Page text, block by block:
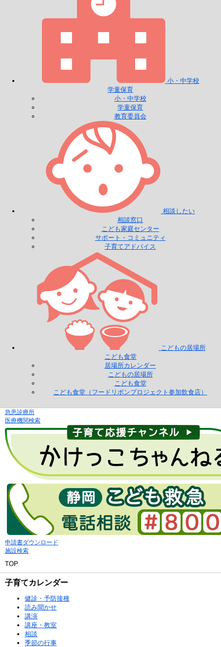
小・中学校
学童保育
小・中学校
学童保育
教育委員会
相談したい
相談窓口
こども家庭センター
サポート・コミュニティ
子育てアドバイス
こどもの居場所
こども食堂
居場所カレンダー
こどもの居場所
こども食堂
こども食堂（フードリボンプロジェクト参加飲食店）
急患診療所
医療機関検索
申請書ダウンロード
施設検索
TOP
子育てカレンダー
健診・予防接種
読み聞かせ
講演
講座・教室
相談
季節の行事